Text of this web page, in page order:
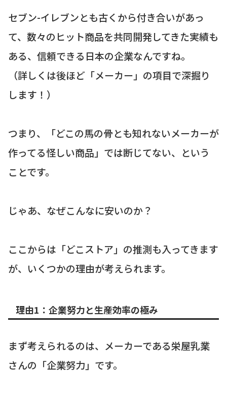
セブン-イレブンとも古くから付き合いがあっ
て、数々のヒット商品を共同開発してきた実績も
ある、信頼できる日本の企業なんですね。
（詳しくは後ほど「メーカー」の項目で深掘り
します！）
つまり、「どこの馬の骨とも知れないメーカーが
作ってる怪しい商品」では断じてない、という
ことです。
じゃあ、なぜこんなに安いのか？
ここからは「どこストア」の推測も入ってきます
が、いくつかの理由が考えられます。
理由1：企業努力と生産効率の極み
まず考えられるのは、メーカーである栄屋乳業
さんの「企業努力」です。